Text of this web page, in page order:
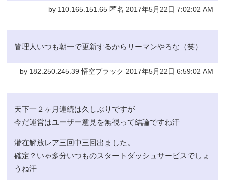
by 110.165.151.65 匿名 2017年5月22日 7:02:02 AM
管理人いつも朝一で更新するからリーマンやろな（笑）
by 182.250.245.39 悟空ブラック 2017年5月22日 6:59:02 AM
天下一２ヶ月連続は久しぶりですが
今だ運営はユーザー意見を無視って結論ですね汗
潜在解放レア三回中三回出ました。
確定？いゃ多分いつものスタートダッシュサービスでしょ
うね汗